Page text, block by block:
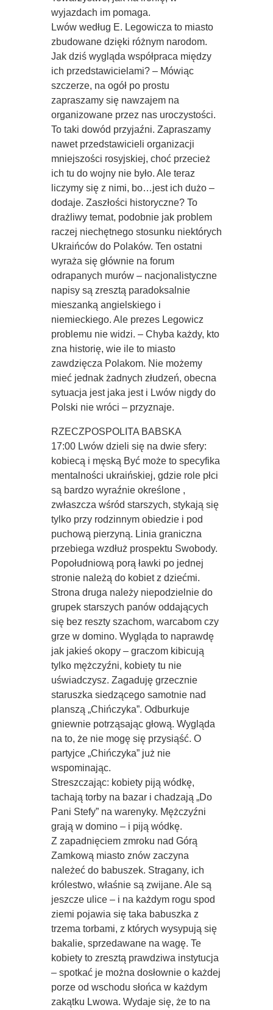
wyjazdach im pomaga.
Lwów według E. Legowicza to miasto
zbudowane dzięki różnym narodom.
Jak dziś wygląda współpraca między
ich przedstawicielami? – Mówiąc
szczerze, na ogół po prostu
zapraszamy się nawzajem na
organizowane przez nas uroczystości.
To taki dowód przyjaźni. Zapraszamy
nawet przedstawicieli organizacji
mniejszości rosyjskiej, choć przecież
ich tu do wojny nie było. Ale teraz
liczymy się z nimi, bo…jest ich dużo –
dodaje. Zaszłości historyczne? To
drażliwy temat, podobnie jak problem
raczej niechętnego stosunku niektórych
Ukraińców do Polaków. Ten ostatni
wyraża się głównie na forum
odrapanych murów – nacjonalistyczne
napisy są zresztą paradoksalnie
mieszanką angielskiego i
niemieckiego. Ale prezes Legowicz
problemu nie widzi. – Chyba każdy, kto
zna historię, wie ile to miasto
zawdzięcza Polakom. Nie możemy
mieć jednak żadnych złudzeń, obecna
sytuacja jest jaka jest i Lwów nigdy do
Polski nie wróci – przyznaje.
RZECZPOSPOLITA BABSKA
17:00 Lwów dzieli się na dwie sfery:
kobiecą i męską Być może to specyfika
mentalności ukraińskiej, gdzie role płci
są bardzo wyraźnie określone ,
zwłaszcza wśród starszych, stykają się
tylko przy rodzinnym obiedzie i pod
puchową pierzyną. Linia graniczna
przebiega wzdłuż prospektu Swobody.
Popołudniową porą ławki po jednej
stronie należą do kobiet z dziećmi.
Strona druga należy niepodzielnie do
grupek starszych panów oddających
się bez reszty szachom, warcabom czy
grze w domino. Wygląda to naprawdę
jak jakieś okopy – graczom kibicują
tylko mężczyźni, kobiety tu nie
uświadczysz. Zagaduję grzecznie
staruszka siedzącego samotnie nad
planszą „Chińczyka”. Odburkuje
gniewnie potrząsając głową. Wygląda
na to, że nie mogę się przysiąść. O
partyjce „Chińczyka” już nie
wspominając.
Streszczając: kobiety piją wódkę,
tachają torby na bazar i chadzają „Do
Pani Stefy” na warenyky. Mężczyźni
grają w domino – i piją wódkę.
Z zapadnięciem zmroku nad Górą
Zamkową miasto znów zaczyna
należeć do babuszek. Stragany, ich
królestwo, właśnie są zwijane. Ale są
jeszcze ulice – i na każdym rogu spod
ziemi pojawia się taka babuszka z
trzema torbami, z których wysypują się
bakalie, sprzedawane na wagę. Te
kobiety to zresztą prawdziwa instytucja
– spotkać je można dosłownie o każdej
porze od wschodu słońca w każdym
zakątku Lwowa. Wydaje się, że to na